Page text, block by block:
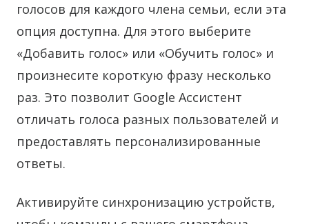
голосов для каждого члена семьи, если эта
опция доступна. Для этого выберите
«Добавить голос» или «Обучить голос» и
произнесите короткую фразу несколько
раз. Это позволит Google Ассистент
отличать голоса разных пользователей и
предоставлять персонализированные
ответы.
Активируйте синхронизацию устройств,